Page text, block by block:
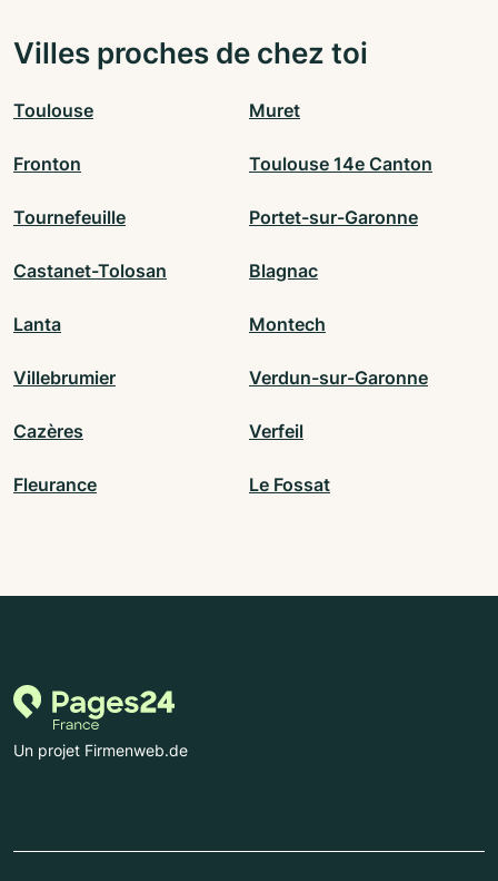
Villes proches de chez toi
Toulouse Muret
Fronton Toulouse 14e Canton
Tournefeuille Portet-sur-Garonne
Castanet-Tolosan Blagnac
Lanta Montech
Villebrumier Verdun-sur-Garonne
Cazères Verfeil
Fleurance Le Fossat
Un projet Firmenweb.de